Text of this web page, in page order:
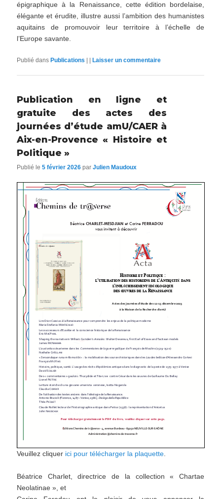
épigraphique à la Renaissance, cette édition bordelaise,
élégante et érudite, illustre aussi l’ambition des humanistes
aquitains de promouvoir leur territoire à l’échelle de
l’Europe savante.
Publié dans Publications Laisser un commentaire
Publication en ligne et
gratuite des actes des
journées d’étude amU/CAER à
Aix-en-Provence « Histoire et
Politique »
Publié le5 février 2026 parJulien Maudoux
Veuillez cliquer ici pour télécharger la plaquette.
Béatrice Charlet, directrice de la collection « Chartae
Neolatinae », et